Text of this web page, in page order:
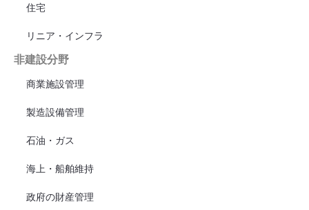
住宅
リニア・インフラ
非建設分野
商業施設管理
製造設備管理
石油・ガス
海上・船舶維持
政府の財産管理